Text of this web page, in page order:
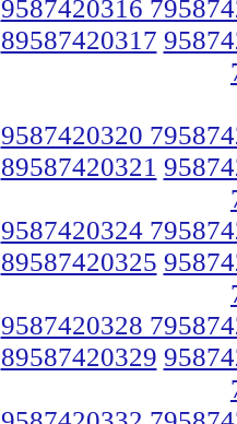
9587420316
89587420317
9587420320
89587420321
9587420324
89587420325
9587420328
89587420329